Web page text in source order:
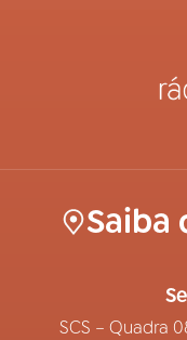
Saiba
SCS – Quadra